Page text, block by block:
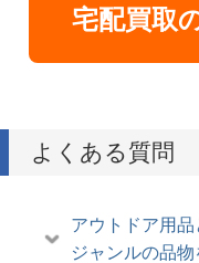
宅配買取
よくある質問
アウトドア用
ジャンルの品